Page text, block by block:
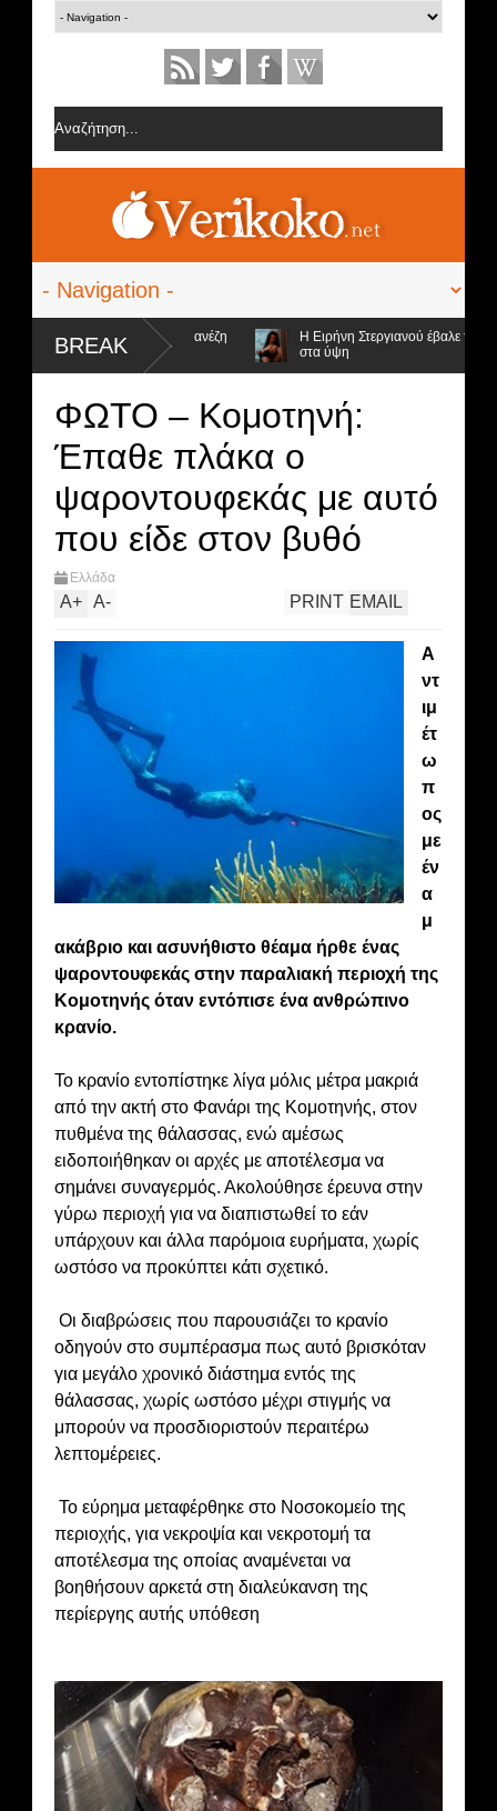
BREAK
την ομάδα της Σοφίας Δανέζη
Η Ειρήνη Στεργιανού έβαλε τα...
στα ύψη
ΦΩΤΟ – Κομοτηνή:
Έπαθε πλάκα ο
ψαροντουφεκάς με αυτό
που είδε στον βυθό
Ελλάδα
A+ A- EMAIL
PRINT
Α
ντ
ιμ
έτ
ω
π
ος
με
έν
α
μ
ακάβριο και ασυνήθιστο θέαμα ήρθε ένας
ψαροντουφεκάς στην παραλιακή περιοχή της
Κομοτηνής όταν εντόπισε ένα ανθρώπινο
κρανίο.
Το κρανίο εντοπίστηκε λίγα μόλις μέτρα μακριά
από την ακτή στο Φανάρι της Κομοτηνής, στον
πυθμένα της θάλασσας, ενώ αμέσως
ειδοποιήθηκαν οι αρχές με αποτέλεσμα να
σημάνει συναγερμός. Ακολούθησε έρευνα στην
γύρω περιοχή για να διαπιστωθεί το εάν
υπάρχουν και άλλα παρόμοια ευρήματα, χωρίς
ωστόσο να προκύπτει κάτι σχετικό.
Οι διαβρώσεις που παρουσιάζει το κρανίο
οδηγούν στο συμπέρασμα πως αυτό βρισκόταν
για μεγάλο χρονικό διάστημα εντός της
θάλασσας, χωρίς ωστόσο μέχρι στιγμής να
μπορούν να προσδιοριστούν περαιτέρω
λεπτομέρειες.
Το εύρημα μεταφέρθηκε στο Νοσοκομείο της
περιοχής, για νεκροψία και νεκροτομή τα
αποτέλεσμα της οποίας αναμένεται να
βοηθήσουν αρκετά στη διαλεύκανση της
περίεργης αυτής υπόθεση